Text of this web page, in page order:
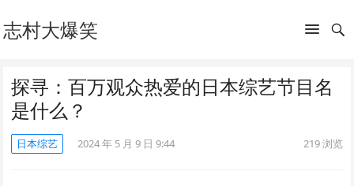
志村大爆笑
探寻：百万观众热爱的日本综艺节目名
是什么？
日本综艺 2024 年 5 月 9 日 9:44 219浏览